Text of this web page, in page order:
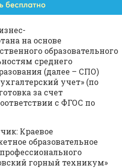
на основе
образовательного
среднего
(далее – СПО)
учет» (по
за счет
с ФГОС по
Краевое
образовательное
горный техникум»